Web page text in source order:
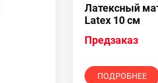
Латексный
Latex 10 см
Предзаказ
ПОДРОБНЕЕ